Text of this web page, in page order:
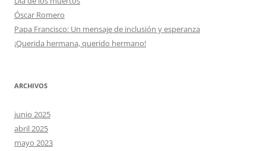
Óscar Romero
Papa Francisco: Un mensaje de inclusión y esperanza
¡Querida hermana, querido hermano!
ARCHIVOS
junio 2025
abril 2025
mayo 2023